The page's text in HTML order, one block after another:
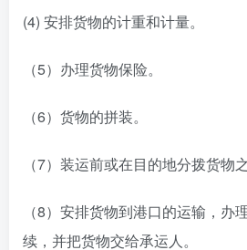
(4) 安排货物的计重和计量。
（5）办理货物保险。
（6）货物的拼装。
（7）装运前或在目的地分拨货物
（8）安排货物到港口的运输，办
续，并把货物交给承运人。